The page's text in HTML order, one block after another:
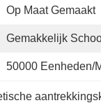
Op Maat Gemaakt
Gemakkelijk
50000 Eenheden/